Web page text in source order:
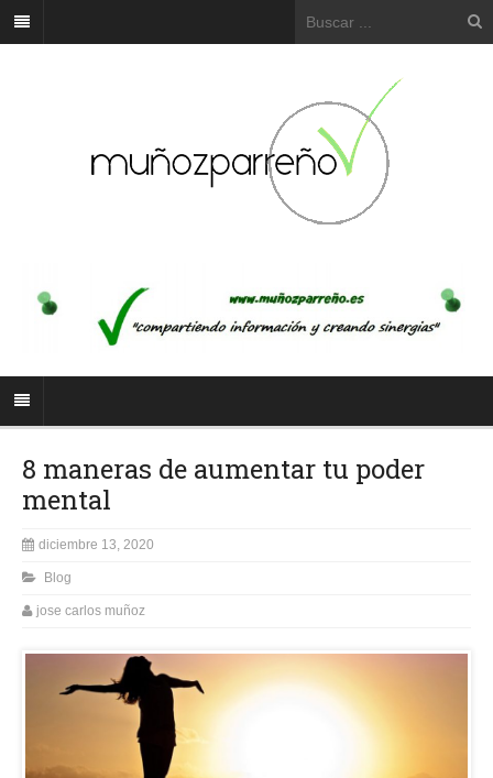
8 maneras de aumentar tu poder
mental
diciembre 13, 2020
Blog
jose carlos muñoz